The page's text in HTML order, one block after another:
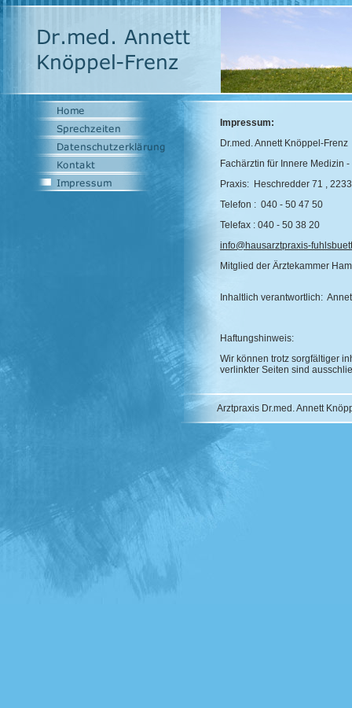
Impressum:
Dr.med. Annett Knöppel-Frenz
Fachärztin für Innere Medizin
Praxis: Heschredder 71 ,
Telefon : 040 - 50 47 50
Telefax : 040 - 50 38 20
info@hausarztpraxis-
Mitglied der Ärztekammer
Inhaltlich verantwortlich:
Haftungshinweis:
Wir können trotz sorgfältiger
verlinkter Seiten sind
Arztpraxis Dr.med. Annett